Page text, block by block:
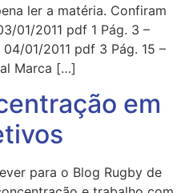
ler a matéria. Confiram
01/2011 pdf 1 Pág. 3 –
01/2011 pdf 3 Pág. 15 –
Marca […]
em
para o Blog Rugby de